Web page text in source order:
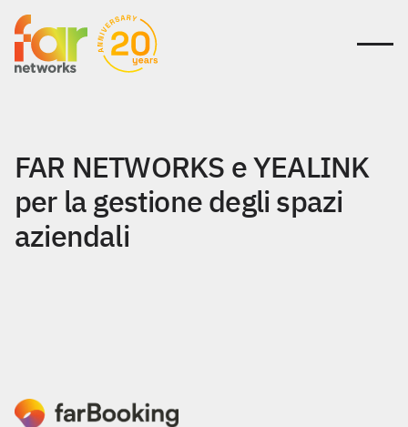
FAR NETWORKS e YEALINK
per la gestione degli spazi
aziendali